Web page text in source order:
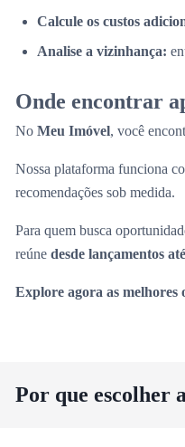
Calcule os custos
Analise a vizinhança:
Onde encontrar
No Meu Imóvel, você
Nossa plataforma funciona
recomendações sob medida.
Para quem busca
reúne desde lançamentos
Explore agora as melhores
Por que escolher